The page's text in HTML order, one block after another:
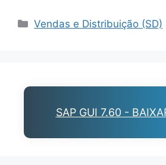
Categories
Vendas e Distribuição (SD)
SAP GUI 7.60 -